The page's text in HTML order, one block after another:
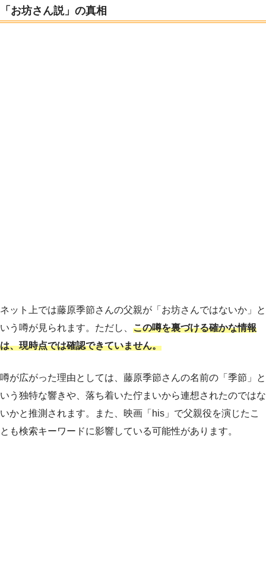
「お坊さん説」の真相
ネット上では藤原季節さんの父親が「お坊さんではないか」と
いう噂が見られます。ただし、 この噂を裏づける確かな情報
は、現時点では確認できていません。
噂が広がった理由としては、藤原季節さんの名前の「季節」と
いう独特な響きや、落ち着いた佇まいから連想されたのではな
いかと推測されます。また、映画「his」で父親役を演じたこ
とも検索キーワードに影響している可能性があります。